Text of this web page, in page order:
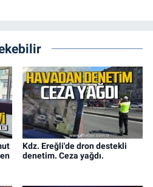
Kdz. Ereğli'de dron destekli
denetim. Ceza yağdı.